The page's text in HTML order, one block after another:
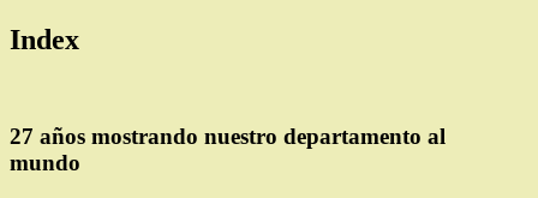
Index
27 años mostrando nuestro departamento al
mundo